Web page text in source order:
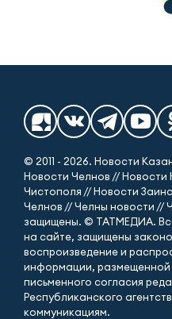
© 2011 - 2026. Новости
Новости Челнов //
Чистополя // Новости
Челнов // Челны новости //
защищены. © ТАТМЕДИА.
на сайте, защищены
воспроизведение и
информации, размещенной
письменного согласия
Республиканского
коммуникациям.